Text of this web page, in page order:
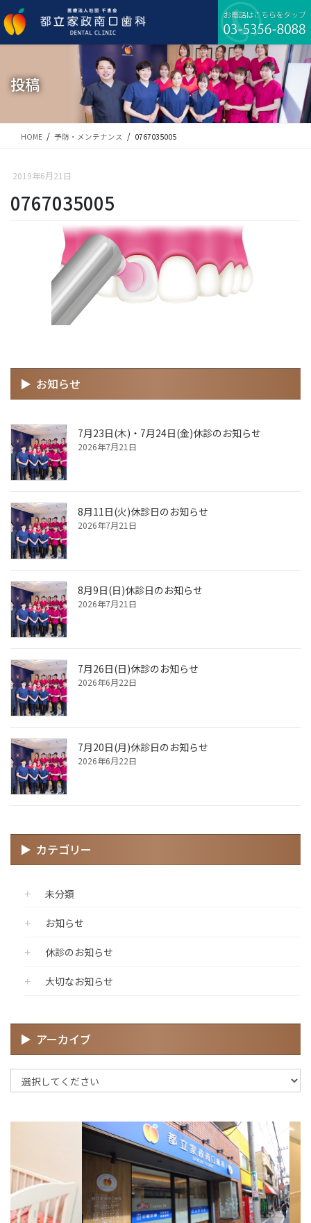
ン
テ
ビ
ゲ
移
投稿
HOME 予防・メンテナンス 0767035005
2019年6月21日
0767035005
お知らせ
7月23日(木)・7月24日(金)休診のお知らせ
2026年7月21日
8月11日(火)休診日のお知らせ
2026年7月21日
8月9日(日)休診日のお知らせ
2026年7月21日
7月26日(日)休診のお知らせ
2026年6月22日
7月20日(月)休診日のお知らせ
2026年6月22日
カテゴリー
未分類
お知らせ
休診のお知らせ
大切なお知らせ
アーカイブ